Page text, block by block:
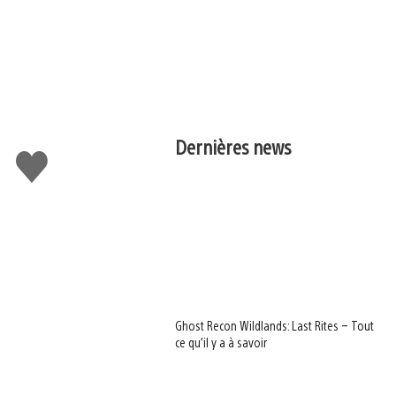
J'aime Dernières news
Ghost Recon Wildlands: Last Rites – Tout
ce qu’il y a à savoir